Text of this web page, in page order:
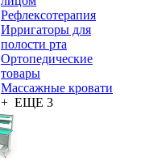
Рефлексотерапия
Ирригаторы для
полости рта
Ортопедические
товары
Массажные кровати
+ ЕЩЕ 3